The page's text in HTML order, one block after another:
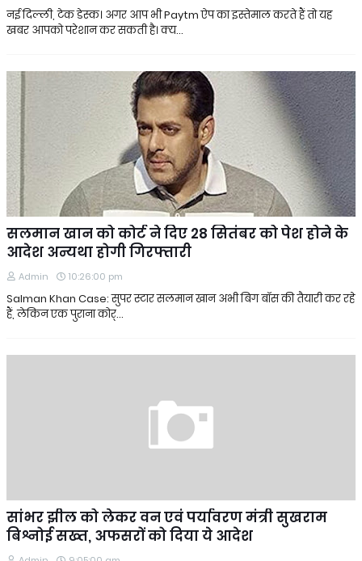
नई दिल्ली, टेक डेस्क। अगर आप भी Paytm ऐप का इस्तेमाल करते हैं तो यह
खबर आपको परेशान कर सकती है। क्य…
सलमान खान को कोर्ट ने दिए 28 सितंबर को पेश होने के
आदेश अन्यथा होगी गिरफ्तारी
Admin 10:26:00 pm
Salman Khan Case: सुपर स्टार सलमान खान अभी बिग बॉस की तैयारी कर रहे
हैं, लेकिन एक पुराना कोर्…
सांभर झील को लेकर वन एवं पर्यावरण मंत्री सुखराम
बिश्नोई सख्‍त, अफसरों को दिया ये आदेश